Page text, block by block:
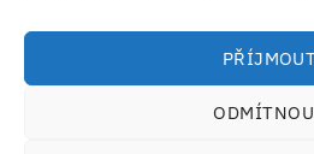
Antim I Street, No. 14, fl. 2, law
· Email: